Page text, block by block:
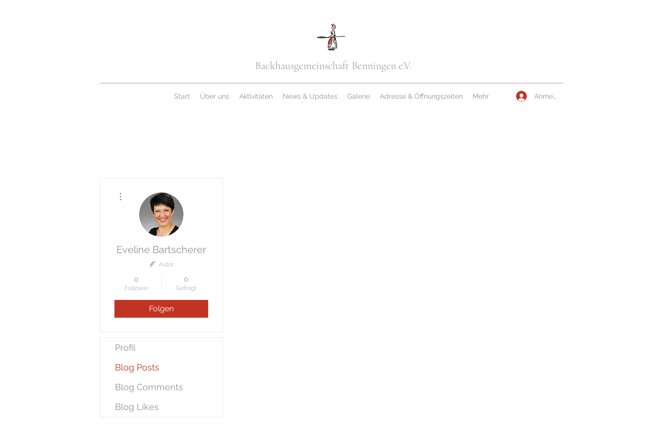
Backhausgemeinschaft Benningen e.V.
Start Über uns Aktivitäten News & Updates Galerie Adresse & Öffnungszeiten Mehr Anmelden
Eveline Bartscherer
Autor
0
Follower
0
Gefolgt
Folgen
Profil
Blog Posts
Blog Comments
Blog Likes